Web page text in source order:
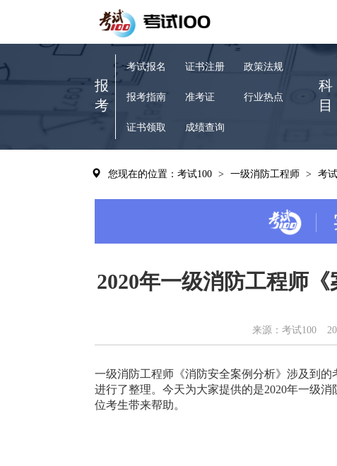
报
考
考试报名
报考指南
证书领取
证书注册
准考证
成绩查询
政策法规
行业热点
科
目
您现在的位置：考试100 > 一级消防工程师 > 考
2020年一级消防工程师
来源：考试100
一级消防工程师《消防安全案例分析》涉及到
进行了整理。今天为大家提供的是2020年一级
位考生带来帮助。